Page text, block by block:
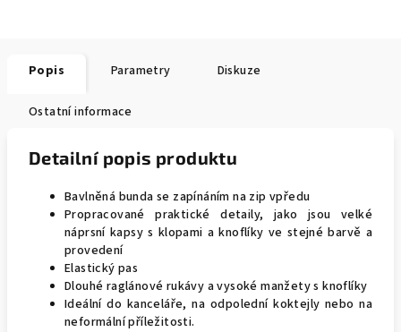
Popis Parametry Diskuze
Ostatní informace
Detailní popis produktu
Bavlněná bunda se zapínáním na zip vpředu
Propracované praktické detaily, jako jsou velké
náprsní kapsy s klopami a knoflíky ve stejné barvě a
provedení
Elastický pas
Dlouhé raglánové rukávy a vysoké manžety s knoflíky
Ideální do kanceláře, na odpolední koktejly nebo na
neformální příležitosti.